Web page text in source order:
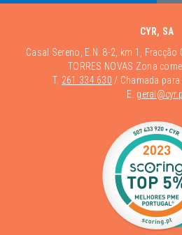
CYR, SA
Casal Sereno, E.N. 8-2, km 1,
TORRES NOVAS Zona
T. 261 334 630 / Chamada
E.